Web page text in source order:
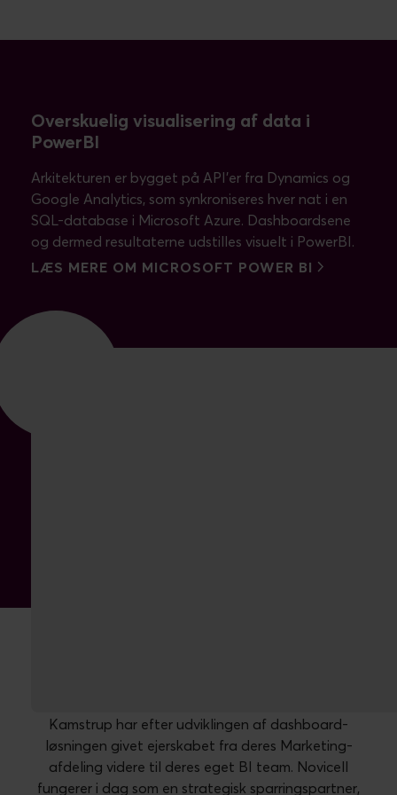
Overskuelig visualisering af data i
PowerBI
Arkitekturen er bygget på API’er fra Dynamics og
Google Analytics, som synkroniseres hver nat i en
SQL-database i Microsoft Azure. Dashboardsene
og dermed resultaterne udstilles visuelt i PowerBI.
LÆS MERE OM MICROSOFT POWER BI
Kamstrup har efter udviklingen af dashboard-
løsningen givet ejerskabet fra deres Marketing-
afdeling videre til deres eget BI team. Novicell
fungerer i dag som en strategisk sparringspartner,